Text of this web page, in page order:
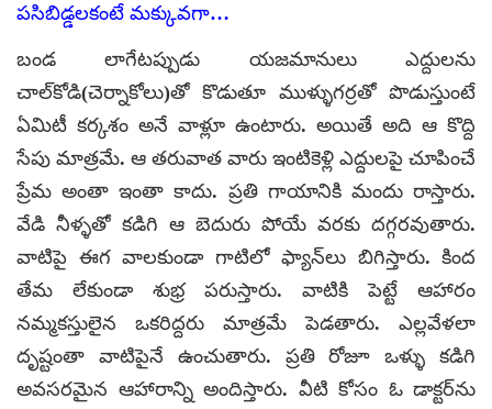
పసిబిడ్డలకంటే మక్కువగా…
బండ లాగేటప్పుడు యజమానులు ఎద్దులను
చాల్‌కోడి(చెర్నాకోలు)తో కొడుతూ ముళ్ళుగర్రతో పొడుస్తుంటే
ఏమిటీ కర్కశం అనే వాళ్లూ ఉంటారు. అయితే అది ఆ కొద్ది
సేపు మాత్రమే. ఆ తరువాత వారు ఇంటికెళ్లి ఎద్దులపై చూపించే
ప్రేమ అంతా ఇంతా కాదు. ప్రతి గాయానికి మందు రాస్తారు.
వేడి నీళ్ళతో కడిగి ఆ బెదురు పోయే వరకు దగ్గరవుతారు.
వాటిపై ఈగ వాలకుండా గాటిలో ఫ్యాన్‌లు బిగిస్తారు. కింద
తేమ లేకుండా శుభ్ర పరుస్తారు. వాటికి పెట్టే ఆహారం
నమ్మకస్తులైన ఒకరిద్దరు మాత్రమే పెడతారు. ఎల్లవేళలా
దృష్టంతా వాటిపైనే ఉంచుతారు. ప్రతి రోజూ ఒళ్ళు కడిగి
అవసరమైన ఆహారాన్ని అందిస్తారు. వీటి కోసం ఓ డాక్టర్‌ను